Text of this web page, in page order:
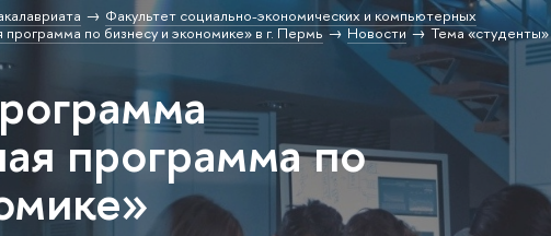
Факультет социально-экономических и компьютерных
по бизнесу и экономике» в г. Пермь
Новости Тема «студенты»
программа по